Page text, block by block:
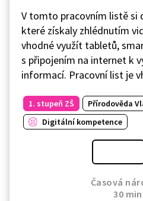
V tomto pracovním listě si
které získaly zhlédnutím
vhodné využít tabletů,
s připojením na internet k
informací. Pracovní list je
1. stupeň ZŠ Přírodověda
Digitální kompetence
Časová
30